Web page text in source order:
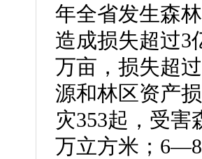
年全省发生森
造成损失超过3
万亩，损失超
源和林区资产
灾353起，受害
万立方米；